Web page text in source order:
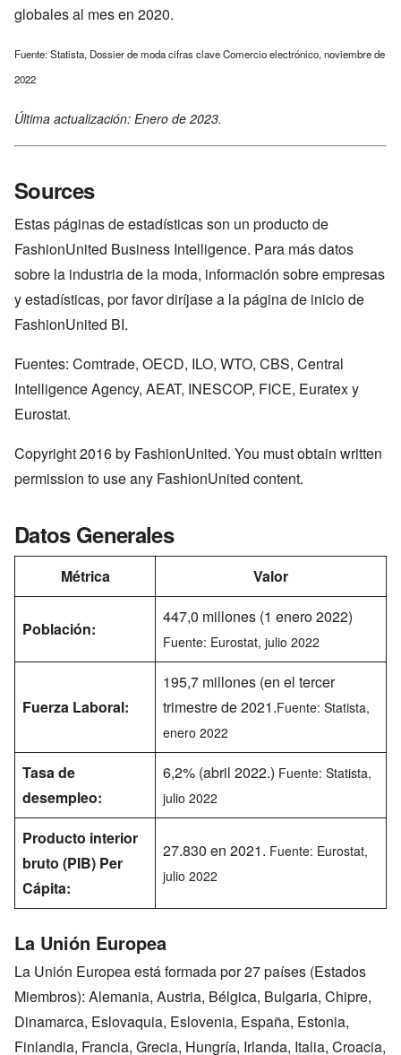
globales al mes en 2020.
Fuente: Statista, Dossier de moda cifras clave Comercio electrónico, noviembre de
2022
Última actualización: Enero de 2023.
Sources
Estas páginas de estadísticas son un producto de
FashionUnited Business Intelligence. Para más datos
sobre la industria de la moda, información sobre empresas
y estadísticas, por favor diríjase a la página de inicio de
FashionUnited BI.
Fuentes: Comtrade, OECD, ILO, WTO, CBS, Central
Intelligence Agency, AEAT, INESCOP, FICE, Euratex y
Eurostat.
Copyright 2016 by FashionUnited. You must obtain written
permission to use any FashionUnited content.
Datos Generales
Métrica Valor
Población:
447,0 millones (1 enero 2022)
Fuente: Eurostat, julio 2022
Fuerza Laboral:
195,7 millones (en el tercer
trimestre de 2021.Fuente: Statista,
enero 2022
Tasa de
desempleo:
6,2% (abril 2022.) Fuente: Statista,
julio 2022
Producto interior
bruto (PIB) Per
Cápita:
27.830 en 2021. Fuente: Eurostat,
julio 2022
La Unión Europea
La Unión Europea está formada por 27 países (Estados
Miembros): Alemania, Austria, Bélgica, Bulgaria, Chipre,
Dinamarca, Eslovaquia, Eslovenia, España, Estonia,
Finlandia, Francia, Grecia, Hungría, Irlanda, Italia, Croacia,